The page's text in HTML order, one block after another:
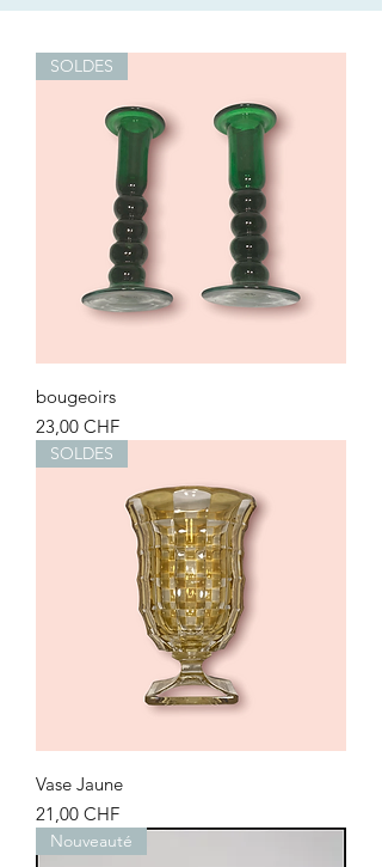
SOLDES
bougeoirs
Prix
23,00 CHF
SOLDES
Vase Jaune
Prix
21,00 CHF
Nouveauté